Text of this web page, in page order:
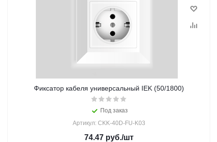
Фиксатор кабеля универсальный IEK (50/1800)
Под заказ
Артикул: CKK-40D-FU-K03
74.47 руб./шт